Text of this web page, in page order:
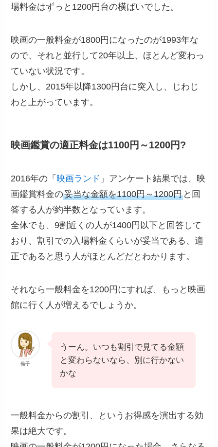
場料金はずっと1200円台の横ばいでした。
映画の一般料金が1800円になったのが1993年な
ので、それと並行して20年以上、ほとんど変わっ
ていない状況です。
しかし、2015年以降1300円台に突入し、じわじ
わと上がっています。
映画鑑賞の適正料金は1100円～1200円?
2016年の「 映画ランド 」アンケート結果では、映
画鑑賞料金の妥当な金額を1100円～1200円 と回
答する人が約半数となっています。
全体でも、9割近くの人が1400円以下と回答して
おり、割引での入場料金くらいが妥当である、適
正であると思う人がほとんどだとわかります。
それなら一般料金を1200円にすれば、もっと映画
館に行く人が増えるでしょうか。
倫子
うーん。いつも割引で見てる金額
と変わらないなら、別に行かない
かな
一般料金からの割引、というお得感を演出する効
果は絶大です。